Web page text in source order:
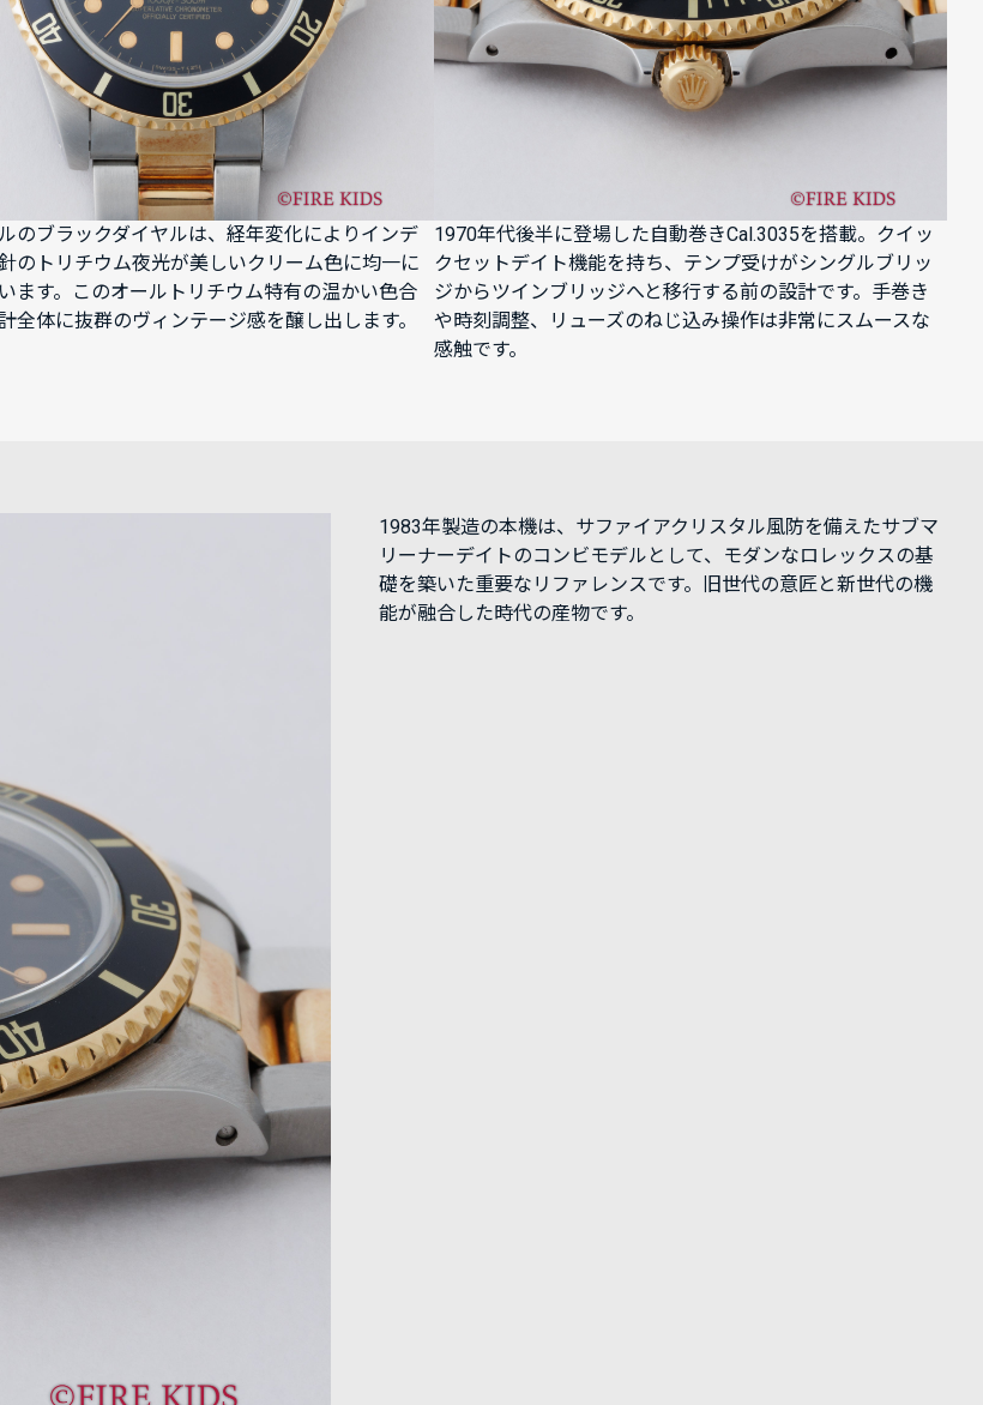
のブラックダイヤルは、経年変化によりインデ
のトリチウム夜光が美しいクリーム色に均一に
ます。このオールトリチウム特有の温かい色合
全体に抜群のヴィンテージ感を醸し出します。
1970年代後半に登場した自動巻きCal.3035を搭載。クイッ
クセットデイト機能を持ち、テンプ受けがシングルブリッ
ジからツインブリッジへと移行する前の設計です。手巻き
や時刻調整、リューズのねじ込み操作は非常にスムースな
感触です。
1983年製造の本機は、サファイアクリスタル風防を備えたサブマ
リーナーデイトのコンビモデルとして、モダンなロレックスの基
礎を築いた重要なリファレンスです。旧世代の意匠と新世代の機
能が融合した時代の産物です。